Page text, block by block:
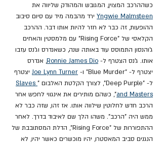
כשההרכב המצוין, המגובש והמהודק שליווה את
Yngwie Malmsteen ירד מהבמה מיד עם סיום סיבוב
ההופעות, זה כבר לא חזר להיות אותו דבר. ההרכב
הקלאסי של "Rising Force" עם מלמסטין והאחים
ג'והנסון התמוסס עוד באותה שנה, כשאנדרס וג'נס עזבו
אותו. ג'נס הצטרף ל- Ronnie James Dio
, אנדרס
יצטרף ל- "Blue Murder" ו-
Joe Lynn Turner יצטרף
ל- "Deep Purple", לצורך הקלטת האלבום "
Slaves
and Masters", כשהם מותירים את אינגווי לחפש אחר
הרכב חדש לחלוטין שילווה אותו. אז זהו, שזה כבר לא
ממש היה "הרכב". משהו הלך שם לאיבוד בדרך. לאחר
ההתפוררות של "Rising Force", הדלת המסתובבת של
הנגנים סביב המאסטרו, יהיו מוכשרים כאשר יהיו, לא